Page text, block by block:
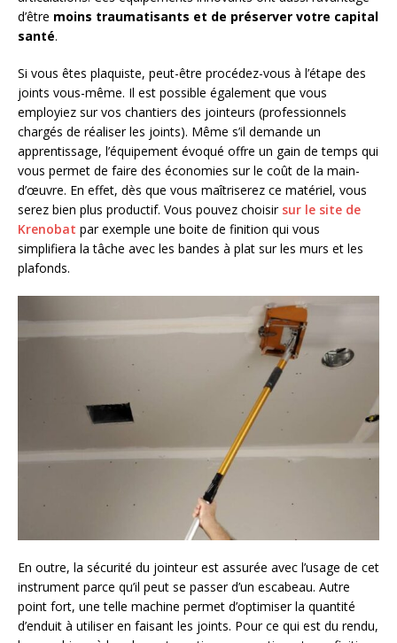
d’être moins traumatisants et de préserver votre capital
santé.
Si vous êtes plaquiste, peut-être procédez-vous à l’étape des
joints vous-même. Il est possible également que vous
employiez sur vos chantiers des jointeurs (professionnels
chargés de réaliser les joints). Même s’il demande un
apprentissage, l’équipement évoqué offre un gain de temps qui
vous permet de faire des économies sur le coût de la main-
d’œuvre. En effet, dès que vous maîtriserez ce matériel, vous
serez bien plus productif. Vous pouvez choisir sur le site de
Krenobat par exemple une boite de finition qui vous
simplifiera la tâche avec les bandes à plat sur les murs et les
plafonds.
En outre, la sécurité du jointeur est assurée avec l’usage de cet
instrument parce qu’il peut se passer d’un escabeau. Autre
point fort, une telle machine permet d’optimiser la quantité
d’enduit à utiliser en faisant les joints. Pour ce qui est du rendu,